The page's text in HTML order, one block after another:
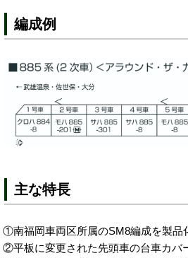
編成例
主な特長
①南福岡車両区所属のSM8編成を製品
②平板に変更された先頭車の台車カバ